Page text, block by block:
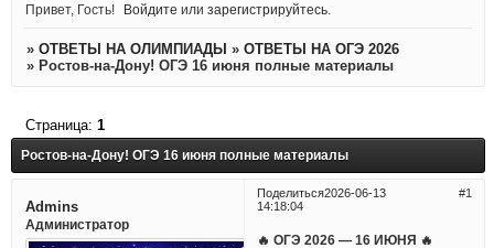
Привет, Гость! Войдите илизарегистрируйтесь
» ОТВЕТЫ НА ОЛИМПИАДЫ » ОТВЕТЫ НА ОГЭ 2026
» Ростов-на-Дону! ОГЭ 16 июня полные материалы
Ростов-на-Дону! ОГЭ 16 июня полные материалы
Страница: 1
Поделиться 1
2026-06-13
14:18:04
Admins
Администратор
🔥 ОГЭ 2026 — 16 ИЮНЯ 🔥